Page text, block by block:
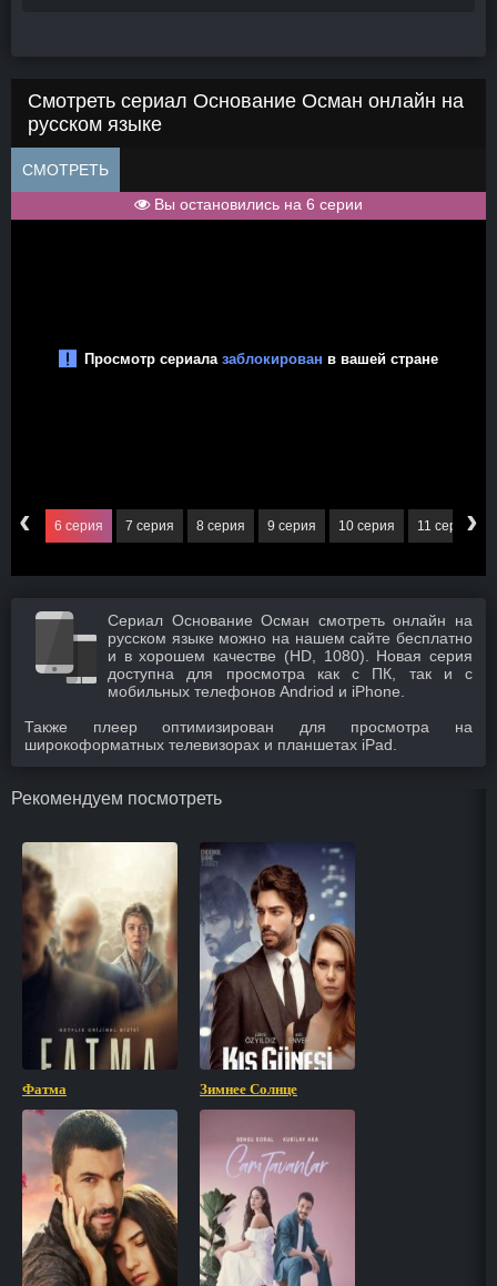
Смотреть сериал Основание Осман онлайн на
русском языке
СМОТРЕТЬ
Вы остановились на 6 серии
‹ 6 серия 7 серия 8 серия 9 серия 10 серия 11 серия›
Сериал Основание Осман смотреть онлайн на
русском языке можно на нашем сайте бесплатно
и в хорошем качестве (HD, 1080). Новая серия
доступна для просмотра как с ПК, так и с
мобильных телефонов Andriod и iPhone.
Также плеер оптимизирован для просмотра на
широкоформатных телевизорах и планшетах iPad.
Рекомендуем посмотреть
Фатма Зимнее Солнце